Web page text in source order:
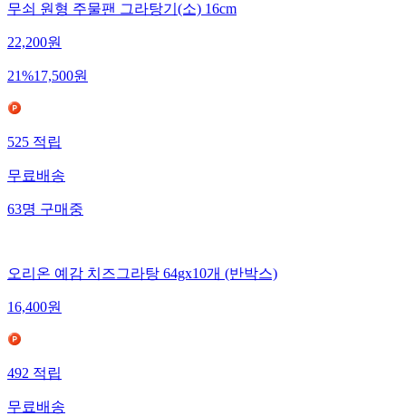
무쇠 원형 주물팬 그라탕기(소) 16cm
22,200원
21%17,500원
525 적립
무료배송
63명 구매중
오리온 예감 치즈그라탕 64gx10개 (반박스)
16,400원
492 적립
무료배송